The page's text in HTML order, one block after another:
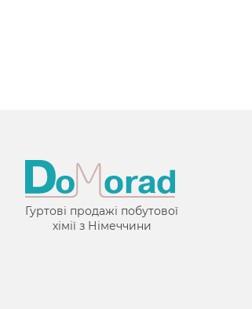
Гуртові продажі побутової
хімії з Німеччини